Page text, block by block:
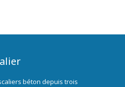
béton depuis trois